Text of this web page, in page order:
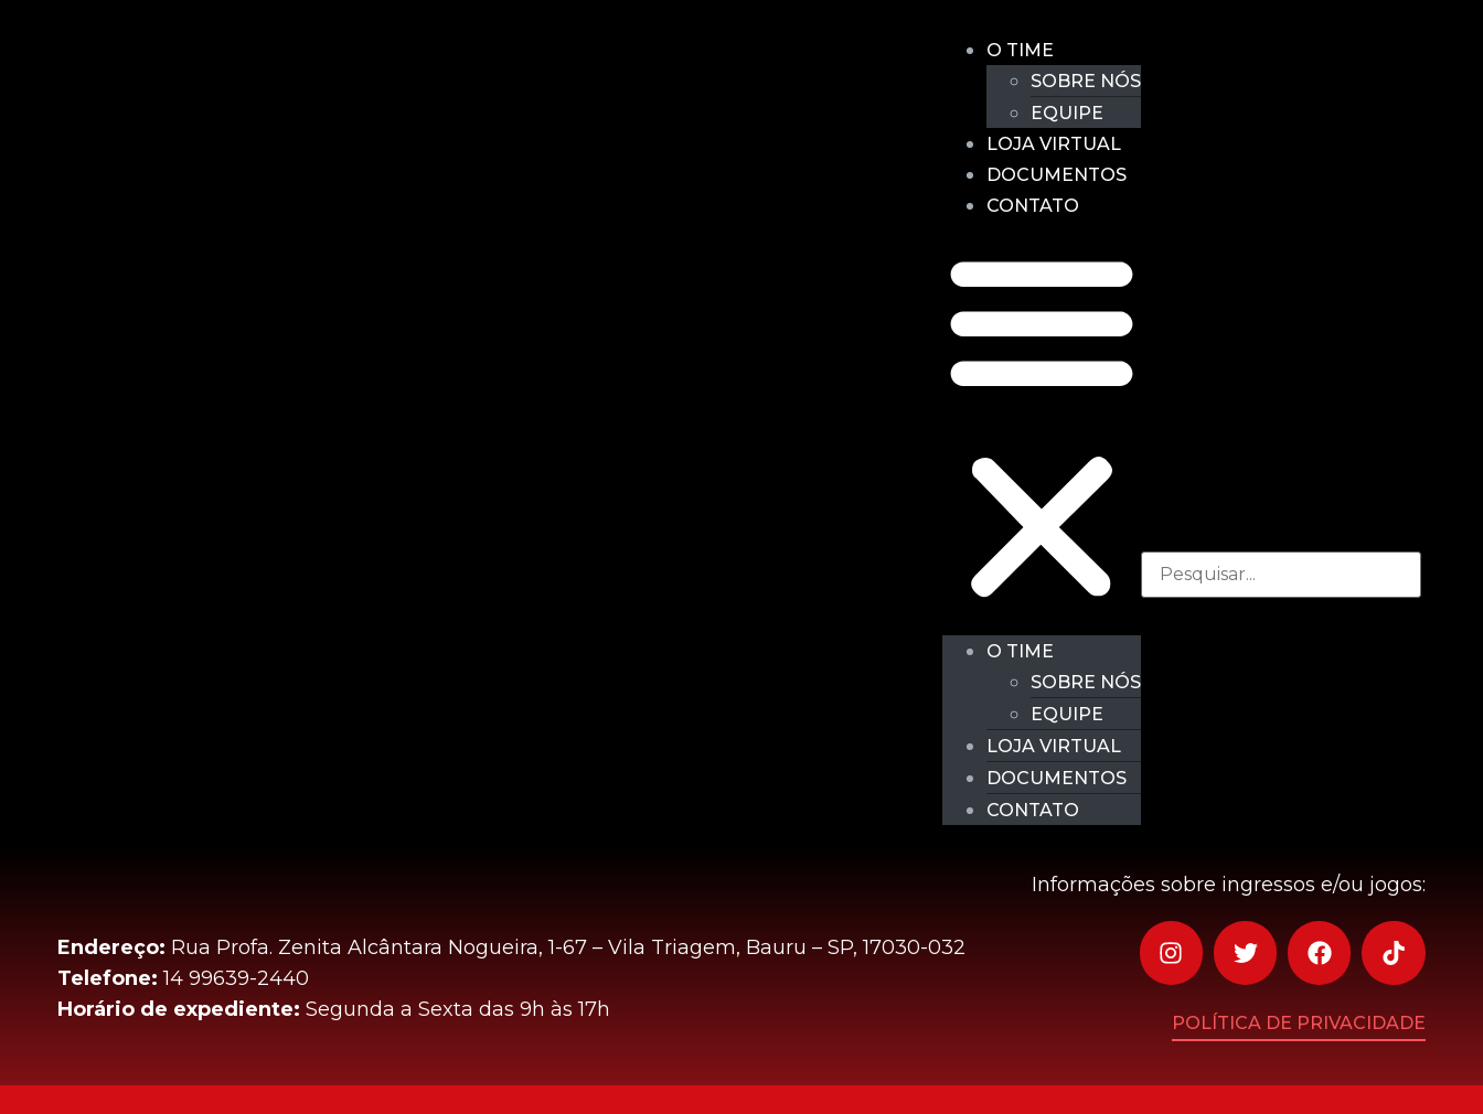
O TIME
SOBRE NÓS
EQUIPE
LOJA VIRTUAL
DOCUMENTOS
CONTATO
O TIME
SOBRE NÓS
EQUIPE
LOJA VIRTUAL
DOCUMENTOS
CONTATO
Endereço: Rua Profa. Zenita Alcântara Nogueira, 1-67 – Vila Triagem, Bauru – SP, 17030-032
Telefone: 14 99639-2440
Horário de expediente: Segunda a Sexta das 9h às 17h
Informações sobre ingressos e/ou jogos:
POLÍTICA DE PRIVACIDADE